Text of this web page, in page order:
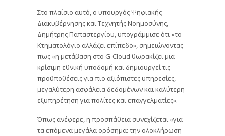
Στο πλαίσιο αυτό, ο υπουργός Ψηφιακής
Διακυβέρνησης και Τεχνητής Νοημοσύνης,
Δημήτρης Παπαστεργίου, υπογράμμισε ότι «το
Κτηματολόγιο αλλάζει επίπεδο», σημειώνοντας
πως «η μετάβαση στο G-Cloud θωρακίζει μια
κρίσιμη εθνική υποδομή και δημιουργεί τις
προϋποθέσεις για πιο αξιόπιστες υπηρεσίες,
μεγαλύτερη ασφάλεια δεδομένων και καλύτερη
εξυπηρέτηση για πολίτες και επαγγελματίες».
Όπως ανέφερε, η προσπάθεια συνεχίζεται «για
τα επόμενα μεγάλα ορόσημα: την ολοκλήρωση